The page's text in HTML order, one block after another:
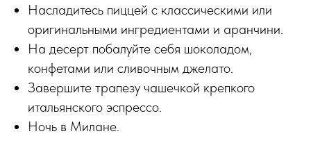
Насладитесь пиццей с классическими или
оригинальными ингредиентами и аранчини.
На десерт побалуйте себя шоколадом,
конфетами или сливочным джелато.
Завершите трапезу чашечкой крепкого
итальянского эспрессо.
Ночь в Милане.